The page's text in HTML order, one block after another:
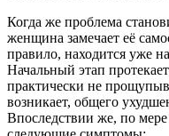
Когда же проблема
женщина замечает её
правило, находится уже
Начальный этап
практически не
возникает, общего
Впоследствии же, по мере